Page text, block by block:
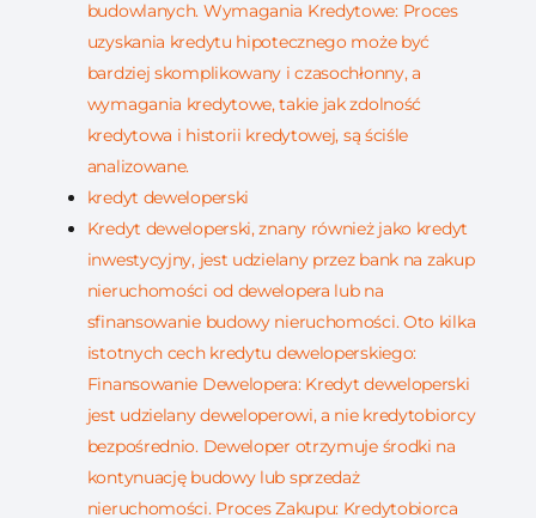
budowlanych. Wymagania Kredytowe: Proces
uzyskania kredytu hipotecznego może być
bardziej skomplikowany i czasochłonny, a
wymagania kredytowe, takie jak zdolność
kredytowa i historii kredytowej, są ściśle
analizowane.
kredyt deweloperski
Kredyt deweloperski, znany również jako kredyt
inwestycyjny, jest udzielany przez bank na zakup
nieruchomości od dewelopera lub na
sfinansowanie budowy nieruchomości. Oto kilka
istotnych cech kredytu deweloperskiego:
Finansowanie Dewelopera: Kredyt deweloperski
jest udzielany deweloperowi, a nie kredytobiorcy
bezpośrednio. Deweloper otrzymuje środki na
kontynuację budowy lub sprzedaż
nieruchomości. Proces Zakupu: Kredytobiorca